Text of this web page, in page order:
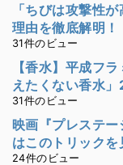
「ちびは攻撃性
理由を徹底解明！
31件のビュー
【香水】平成フ
えたくない香水
31件のビュー
映画『プレステ
はこのトリックを
24件のビュー